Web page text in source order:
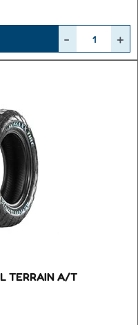
TERRAIN A/T